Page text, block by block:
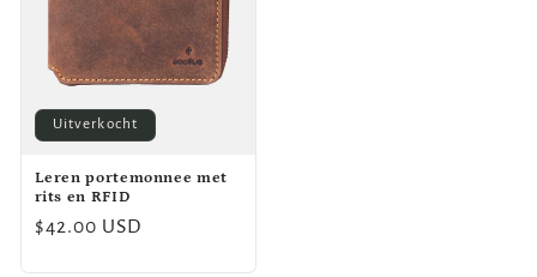
Uitverkocht
Leren portemonnee met
rits en RFID
Normale
$42.00 USD